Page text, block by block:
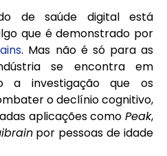
de saúde digital está
que é demonstrado por
. Mas não é só para as
se encontra em
a investigação que os
o declínio cognitivo,
aplicações como Peak,
por pessoas de idade